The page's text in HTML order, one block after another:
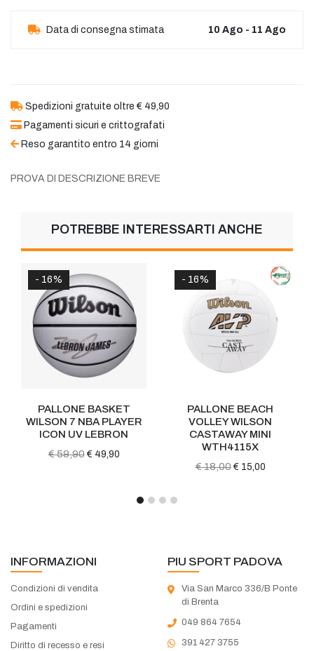
Data di consegna stimata 10 Ago - 11 Ago
Spedizioni gratuite oltre € 49,90
Pagamenti sicuri e crittografati
Reso garantito entro 14 giorni
PROVA DI DESCRIZIONE BREVE
POTREBBE INTERESSARTI ANCHE
- 16%
PALLONE BASKET
WILSON 7 NBA PLAYER
ICON UV LEBRON
€ 59,90 € 49,90
- 16%
PALLONE BEACH
VOLLEY WILSON
CASTAWAY MINI
WTH4115X
€ 18,00 € 15,00
INFORMAZIONI
Condizioni di vendita
Ordini e spedizioni
Pagamenti
Diritto di recesso e resi
PIU SPORT PADOVA
Via San Marco 336/B Ponte
di Brenta
049 864 7654
391 427 3755